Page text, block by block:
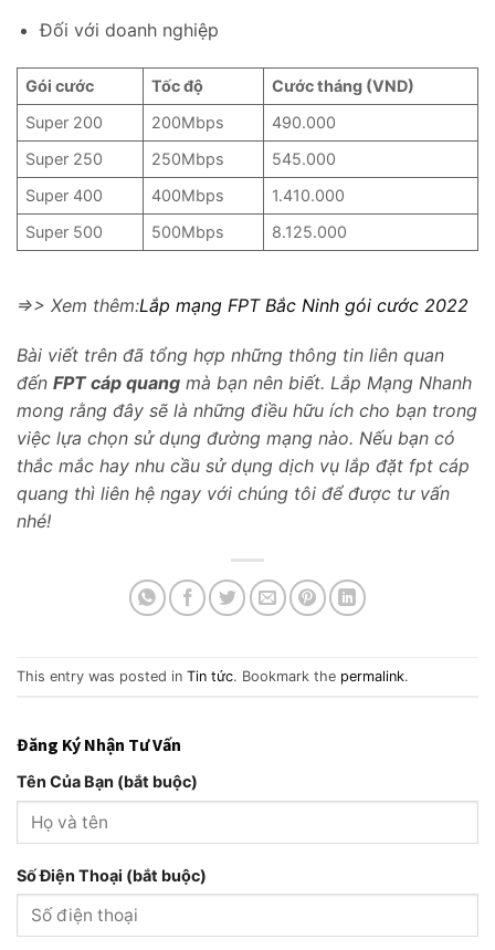
Đối với doanh nghiệp
Gói cước Tốc độ
Cước tháng (VND)
Super 200
200Mbps
490.000
Super 250
250Mbps
545.000
Super 400
400Mbps
1.410.000
Super 500
500Mbps 8.125.000
=>> Xem thêm:Lắp mạng FPT Bắc Ninh gói cước 2022
Bài viết trên đã tổng hợp những thông tin liên quan
đến FPT cáp quang mà bạn nên biết. Lắp Mạng Nhanh
mong rằng đây sẽ là những điều hữu ích cho bạn trong
việc lựa chọn sử dụng đường mạng nào. Nếu bạn có
thắc mắc hay nhu cầu sử dụng dịch vụ lắp đặt fpt cáp
quang thì liên hệ ngay với chúng tôi để được tư vấn
nhé!
This entry was posted in Tin tức. Bookmark the permalink.
Đăng Ký Nhận Tư Vấn
Tên Của Bạn (bắt buộc)
Số Điện Thoại (bắt buộc)